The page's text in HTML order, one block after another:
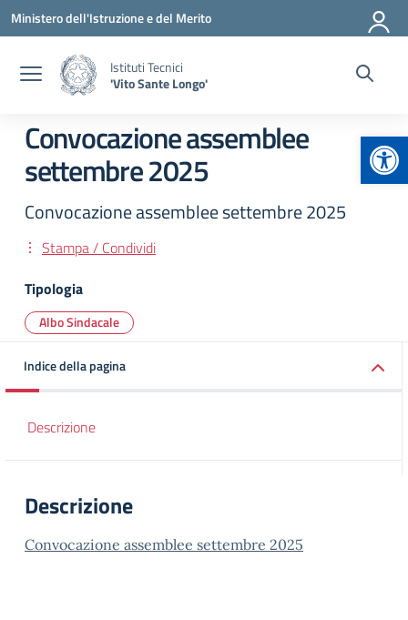
Vai ai contenuti
Vai al menu di navigazione
Vai al footer
Ministero dell'Istruzione e del Merito
Istituti Tecnici
'Vito Sante Longo'
Convocazione assemblee
settembre 2025
Convocazione assemblee settembre 2025
Stampa / Condividi
Tipologia
Albo Sindacale
Indice della pagina
Descrizione
Descrizione
Convocazione assemblee settembre 2025